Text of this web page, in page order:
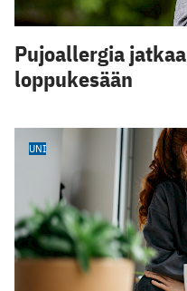
Pujoallergia
loppukesään
UNI